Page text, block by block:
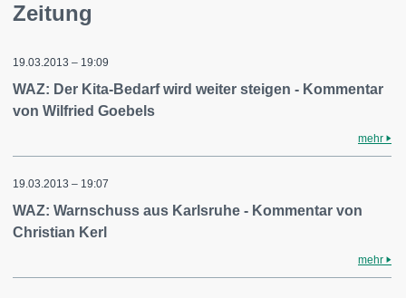
Zeitung
19.03.2013 – 19:09
WAZ: Der Kita-Bedarf wird weiter steigen - Kommentar
von Wilfried Goebels
mehr
19.03.2013 – 19:07
WAZ: Warnschuss aus Karlsruhe - Kommentar von
Christian Kerl
mehr